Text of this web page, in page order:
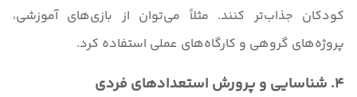
کودکان جذاب‌تر کنند. مثلاً می‌توان از بازی‌های آموزشی،
پروژه‌های گروهی و کارگاه‌های عملی استفاده کرد.
4. شناسایی و پرورش استعدادهای فردی